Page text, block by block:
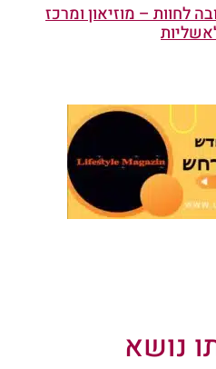
לחוות – מוזיאון ומרכז
נושא